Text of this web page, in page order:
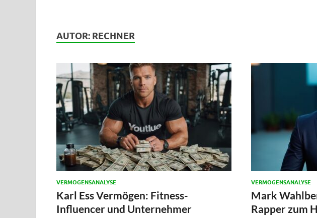
AUTOR: RECHNER
VERMÖGENSANALYSE
Karl Ess Vermögen: Fitness-
Influencer und Unternehmer
VERMÖGENSANALYSE
Mark
Rapper zum